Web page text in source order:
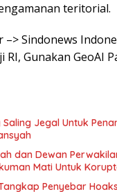
teritorial.
Sindonews
RI, Gunakan GeoAI
Jegal Untuk
dan Dewan
Mati Untuk
Penyebar